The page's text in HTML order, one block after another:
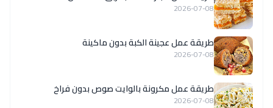
2026-07-08
طريقة عمل عجينة الكبة بدون ماكينة
2026-07-08
طريقة عمل مكرونة بالوايت صوص بدون فراخ
2026-07-08